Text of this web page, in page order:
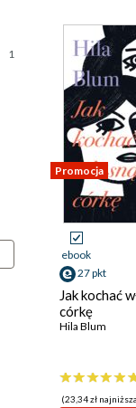
1
Promocja
ebook
27 pkt
Jak kochać
córkę
Hila Blum
(23,34 zł